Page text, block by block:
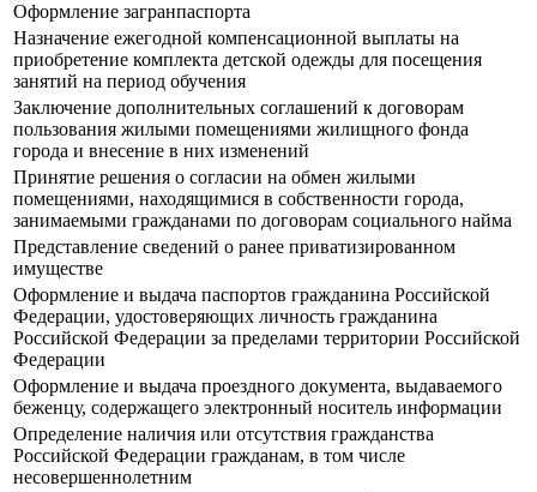
Оформление загранпаспорта
Назначение ежегодной компенсационной выплаты на
приобретение комплекта детской одежды для посещения
занятий на период обучения
Заключение дополнительных соглашений к договорам
пользования жилыми помещениями жилищного фонда
города и внесение в них изменений
Принятие решения о согласии на обмен жилыми
помещениями, находящимися в собственности города,
занимаемыми гражданами по договорам социального найма
Представление сведений о ранее приватизированном
имуществе
Оформление и выдача паспортов гражданина Российской
Федерации, удостоверяющих личность гражданина
Российской Федерации за пределами территории Российской
Федерации
Оформление и выдача проездного документа, выдаваемого
беженцу, содержащего электронный носитель информации
Определение наличия или отсутствия гражданства
Российской Федерации гражданам, в том числе
несовершеннолетним